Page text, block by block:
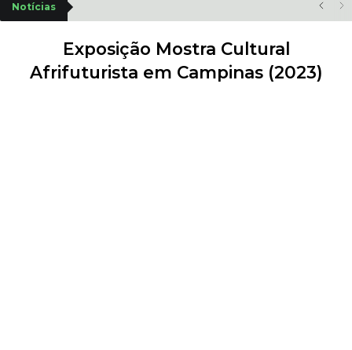
Notícias
Exposição Mostra Cultural
Afrifuturista em Campinas (2023)